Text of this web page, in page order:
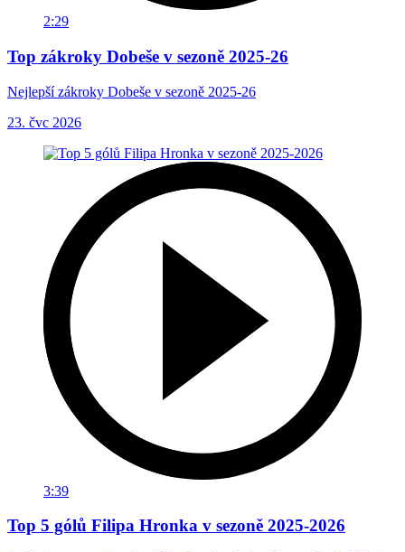
2:29
Top zákroky Dobeše v sezoně 2025-26
Nejlepší zákroky Dobeše v sezoně 2025-26
23. čvc 2026
3:39
Top 5 gólů Filipa Hronka v sezoně 2025-2026